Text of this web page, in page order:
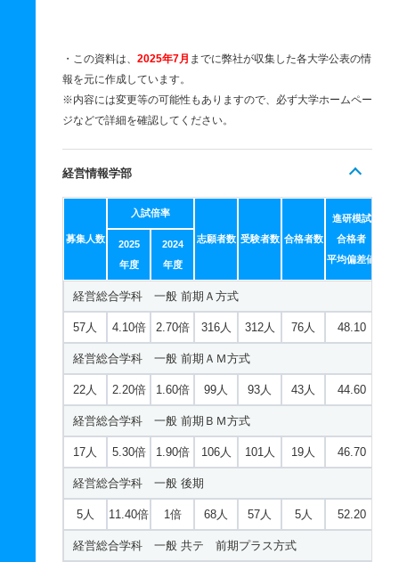
・この資料は、 2025年7月 までに弊社が収集した各大学公表の情
報を元に作成しています。
※内容には変更等の可能性もありますので、必ず大学ホームペー
ジなどで詳細を確認してください。
経営情報学部
募集人数
入試倍率
志願者数 受験者数 合格者数
進研模試
合格者
平均偏差値
2025
年度
2024
年度
経営総合学科 一般 前期Ａ方式
57人 4.10倍 2.70倍 316人 312人 76人 48.10
経営総合学科 一般 前期ＡＭ方式
22人 2.20倍 1.60倍 99人 93人 43人 44.60
経営総合学科 一般 前期ＢＭ方式
17人 5.30倍 1.90倍 106人 101人 19人 46.70
経営総合学科 一般 後期
5人 11.40倍 1倍 68人 57人 5人 52.20
経営総合学科 一般 共テ 前期プラス方式